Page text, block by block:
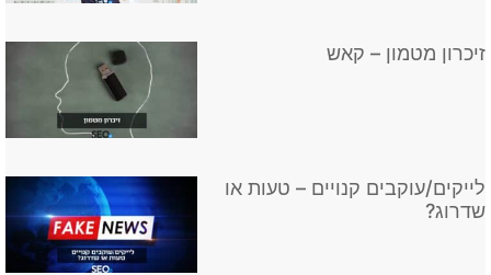
זיכרון מטמון – קאש
לייקים/עוקבים קנויים – טעות או
שדרוג?